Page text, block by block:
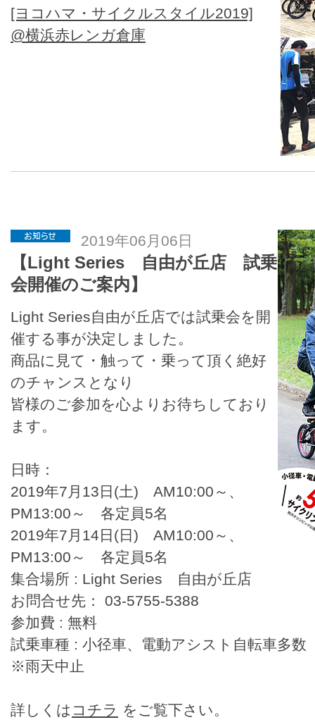
[ヨコハマ・サイクルスタイル2019]
@横浜赤レンガ倉庫
2019年06月06日
【Light Series 自由が丘店 試乗
会開催のご案内】
Light Series自由が丘店では試乗会を開
催する事が決定しました。
商品に見て・触って・乗って頂く絶好
のチャンスとなり
皆様のご参加を心よりお待ちしており
ます。
日時：
2019年7月13日(土) AM10:00～、
PM13:00～ 各定員5名
2019年7月14日(日) AM10:00～、
PM13:00～ 各定員5名
集合場所 : Light Series 自由が丘店
お問合せ先： 03-5755-5388
参加費 : 無料
試乗車種 : 小径車、電動アシスト自転車多数
※雨天中止
詳しくは コチラ をご覧下さい。